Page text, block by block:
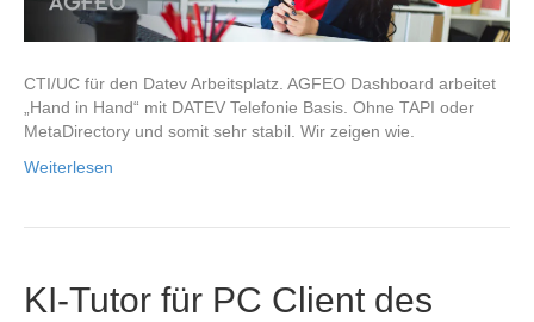
CTI/UC für den Datev Arbeitsplatz. AGFEO Dashboard arbeitet
„Hand in Hand“ mit DATEV Telefonie Basis. Ohne TAPI oder
MetaDirectory und somit sehr stabil. Wir zeigen wie.
Weiterlesen
KI-Tutor für PC Client des